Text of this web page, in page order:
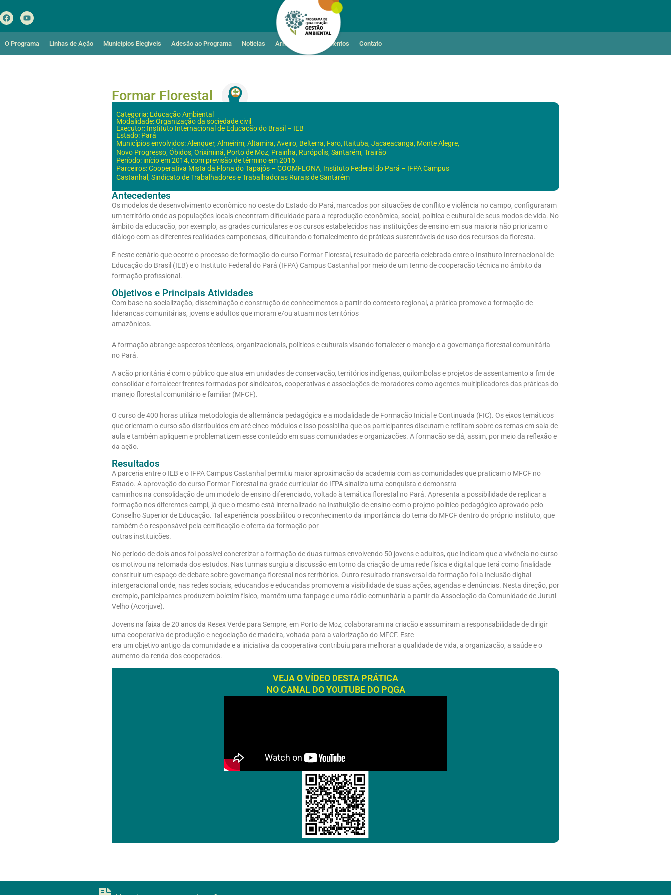
O Programa Linhas de Ação Municípios Elegíveis Adesão ao Programa Notícias Armazém de Documentos Contato
Formar Florestal
Categoria: Educação Ambiental
Modalidade: Organização da sociedade civil
Executor: Instituto Internacional de Educação do Brasil – IEB
Estado: Pará
Municípios envolvidos: Alenquer, Almeirim, Altamira, Aveiro, Belterra, Faro, Itaituba, Jacaeacanga, Monte Alegre,
Novo Progresso, Óbidos, Oriximiná, Porto de Moz, Prainha, Rurópolis, Santarém, Trairão
Período: início em 2014, com previsão de término em 2016
Parceiros: Cooperativa Mista da Flona do Tapajós – COOMFLONA, Instituto Federal do Pará – IFPA Campus
Castanhal, Sindicato de Trabalhadores e Trabalhadoras Rurais de Santarém
Antecedentes
Os modelos de desenvolvimento econômico no oeste do Estado do Pará, marcados por situações de conflito e violência no campo, configuraram
um território onde as populações locais encontram dificuldade para a reprodução econômica, social, política e cultural de seus modos de vida. No
âmbito da educação, por exemplo, as grades curriculares e os cursos estabelecidos nas instituições de ensino em sua maioria não priorizam o
diálogo com as diferentes realidades camponesas, dificultando o fortalecimento de práticas sustentáveis de uso dos recursos da floresta.
É neste cenário que ocorre o processo de formação do curso Formar Florestal, resultado de parceria celebrada entre o Instituto Internacional de
Educação do Brasil (IEB) e o Instituto Federal do Pará (IFPA) Campus Castanhal por meio de um termo de cooperação técnica no âmbito da
formação profissional.
Objetivos e Principais Atividades
Com base na socialização, disseminação e construção de conhecimentos a partir do contexto regional, a prática promove a formação de
lideranças comunitárias, jovens e adultos que moram e/ou atuam nos territórios
amazônicos.
A formação abrange aspectos técnicos, organizacionais, políticos e culturais visando fortalecer o manejo e a governança florestal comunitária
no Pará.
A ação prioritária é com o público que atua em unidades de conservação, territórios indígenas, quilombolas e projetos de assentamento a fim de
consolidar e fortalecer frentes formadas por sindicatos, cooperativas e associações de moradores como agentes multiplicadores das práticas do
manejo florestal comunitário e familiar (MFCF).
O curso de 400 horas utiliza metodologia de alternância pedagógica e a modalidade de Formação Inicial e Continuada (FIC). Os eixos temáticos
que orientam o curso são distribuídos em até cinco módulos e isso possibilita que os participantes discutam e reflitam sobre os temas em sala de
aula e também apliquem e problematizem esse conteúdo em suas comunidades e organizações. A formação se dá, assim, por meio da reflexão e
da ação.
Resultados
A parceria entre o IEB e o IFPA Campus Castanhal permitiu maior aproximação da academia com as comunidades que praticam o MFCF no
Estado. A aprovação do curso Formar Florestal na grade curricular do IFPA sinaliza uma conquista e demonstra
caminhos na consolidação de um modelo de ensino diferenciado, voltado à temática florestal no Pará. Apresenta a possibilidade de replicar a
formação nos diferentes campi, já que o mesmo está internalizado na instituição de ensino com o projeto político-pedagógico aprovado pelo
Conselho Superior de Educação. Tal experiência possibilitou o reconhecimento da importância do tema do MFCF dentro do próprio instituto, que
também é o responsável pela certificação e oferta da formação por
outras instituições.
No período de dois anos foi possível concretizar a formação de duas turmas envolvendo 50 jovens e adultos, que indicam que a vivência no curso
os motivou na retomada dos estudos. Nas turmas surgiu a discussão em torno da criação de uma rede física e digital que terá como finalidade
constituir um espaço de debate sobre governança florestal nos territórios. Outro resultado transversal da formação foi a inclusão digital
intergeracional onde, nas redes sociais, educandos e educandas promovem a visibilidade de suas ações, agendas e denúncias. Nesta direção, por
exemplo, participantes produzem boletim físico, mantêm uma fanpage e uma rádio comunitária a partir da Associação da Comunidade de Juruti
Velho (Acorjuve).
Jovens na faixa de 20 anos da Resex Verde para Sempre, em Porto de Moz, colaboraram na criação e assumiram a responsabilidade de dirigir
uma cooperativa de produção e negociação de madeira, voltada para a valorização do MFCF. Este
era um objetivo antigo da comunidade e a iniciativa da cooperativa contribuiu para melhorar a qualidade de vida, a organização, a saúde e o
aumento da renda dos cooperados.
VEJA O VÍDEO DESTA PRÁTICA
NO CANAL DO YOUTUBE DO PQGA